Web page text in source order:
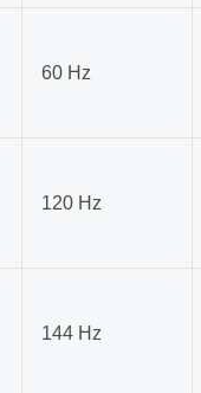
60 Hz
120 Hz
144 Hz